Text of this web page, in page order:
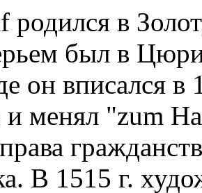
родился в
был в
он вписался
и менял "zum
В 1515 г.